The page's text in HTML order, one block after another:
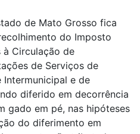
de Mato Grosso fica
do Imposto
à Circulação de
de Serviços de
Intermunicipal e de
diferido em decorrência
gado em pé, nas hipóteses
do diferimento em